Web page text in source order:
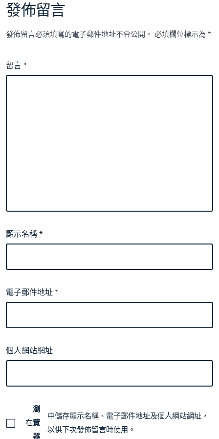
發佈留言
發佈留言必須填寫的電子郵件地址不會公開。 必填欄位標示為*
留言*
顯示名稱*
電子郵件地址*
個人網站網址
在
瀏
覽
器
中儲存顯示名稱、電子郵件地址及個人網站網址，
以供下次發佈留言時使用。